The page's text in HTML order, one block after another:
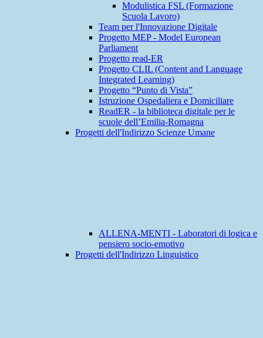
Modulistica FSL (Formazione
Scuola Lavoro)
Team per l'Innovazione Digitale
Progetto MEP - Model European
Parliament
Progetto read-ER
Progetto CLIL (Content and Language
Integrated Learning)
Progetto “Punto di Vista”
Istruzione Ospedaliera e Domiciliare
ReadER - la biblioteca digitale per le
scuole dell’Emilia-Romagna
Progetti dell'Indirizzo Scienze Umane
ALLENA-MENTI - Laboratori di logica e
pensiero socio-emotivo
Progetti dell'Indirizzo Linguistico